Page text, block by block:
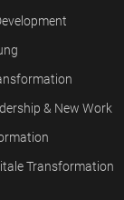
& New Work
Transformation